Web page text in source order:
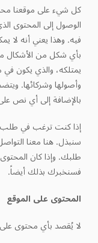
كل شيء على موقعنا
الوصول إلى المحتوى
فيه. وهذا يعني أنه لا
بأي شكل من الأشكال
يمتلكه، والذي يكون
وأصولها وشركائها.
بالإضافة إلى أي نص
إذا كنت ترغب في طلب
سنبذل. هنا معنا
طلبك. وإذا كان
فسنخبرك بذلك أيضاً.
المحتوى على الموقع
لا يُقصد بأي محتوى على